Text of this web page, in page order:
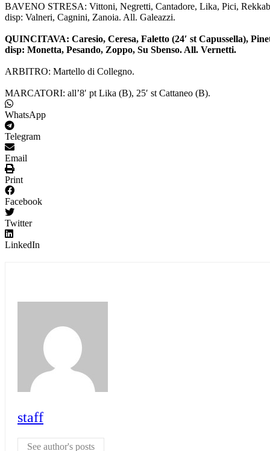
BAVENO STRESA: Vittoni, Negretti, Cantadore, Lika, Pici,
disp: Valneri, Cagnini, Zanoia. All. Galeazzi.
QUINCITAVA: Caresio, Ceresa, Faletto (24′ st Capussella),
disp: Monetta, Pesando, Zoppo, Su Sbenso. All. Vernetti.
ARBITRO: Martello di Collegno.
MARCATORI: all’8′ pt Lika (B), 25′ st Cattaneo (B).
WhatsApp
Telegram
Email
Print
Facebook
Twitter
LinkedIn
staff
See author's posts